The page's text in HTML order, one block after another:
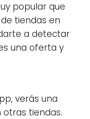
popular que
tiendas en
a detectar
una oferta y
verás una
tiendas.